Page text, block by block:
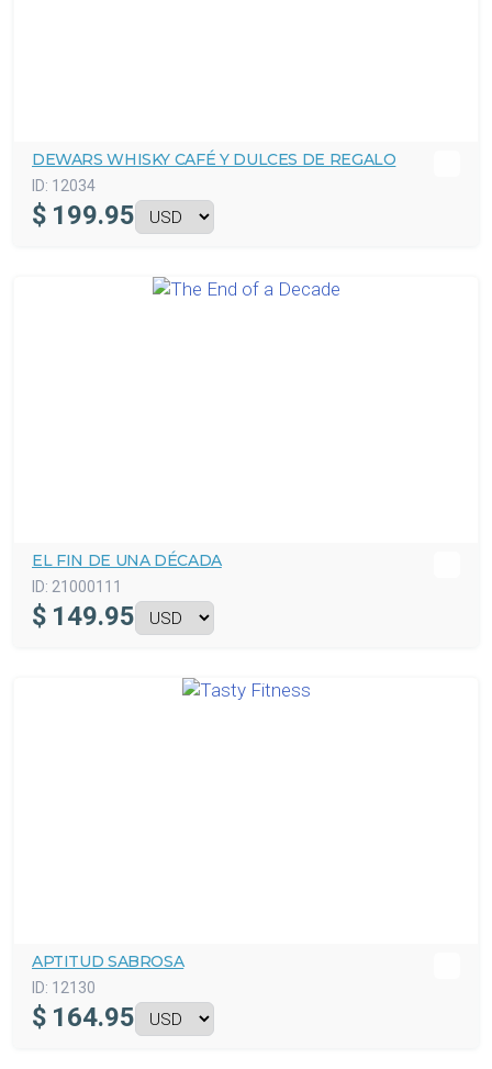
DEWARS WHISKY CAFÉ Y DULCES DE REGALO
ID: 12034
$ 199.95
EL FIN DE UNA DÉCADA
ID: 21000111
$ 149.95
APTITUD SABROSA
ID: 12130
$ 164.95